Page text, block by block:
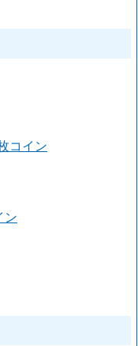
コイン
ン